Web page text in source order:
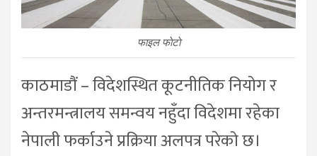
फाइल फाेटाे
काठमाडौं – विदेशस्थित कूटनीतिक नियोग र
अन्तरमन्त्रालय समन्वय नहुँदा विदेशमा रहेका
नेपाली फर्काउने प्रक्रिया अलपत्र परेको छ।